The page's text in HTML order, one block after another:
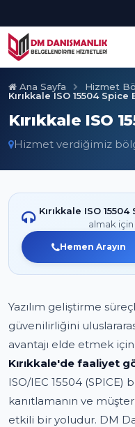
Ana Sayfa
Hizmet
Kırıkkale ISO 15504
Kırıkkale ISO
Hizmet verdiğimiz
Kırıkkale ISO
almak
Hemen Arayın
Yazılım geliştirme
güvenilirliğini
avantajı elde etmek
Kırıkkale'de faaliyet
ISO/IEC 15504
kanıtlamanın ve
etkili bir yoludur. DM